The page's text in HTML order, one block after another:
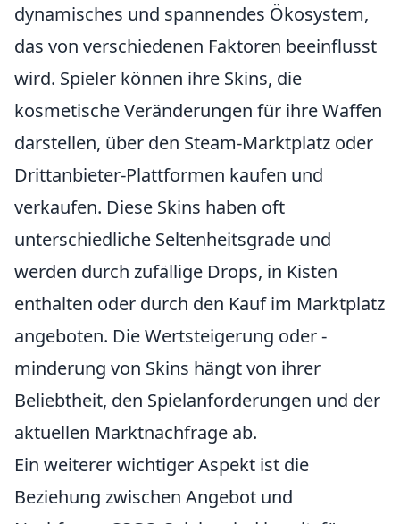
dynamisches und spannendes Ökosystem,
das von verschiedenen Faktoren beeinflusst
wird. Spieler können ihre Skins, die
kosmetische Veränderungen für ihre Waffen
darstellen, über den Steam-Marktplatz oder
Drittanbieter-Plattformen kaufen und
verkaufen. Diese Skins haben oft
unterschiedliche Seltenheitsgrade und
werden durch zufällige Drops, in Kisten
enthalten oder durch den Kauf im Marktplatz
angeboten. Die Wertsteigerung oder -
minderung von Skins hängt von ihrer
Beliebtheit, den Spielanforderungen und der
aktuellen Marktnachfrage ab.
Ein weiterer wichtiger Aspekt ist die
Beziehung zwischen Angebot und